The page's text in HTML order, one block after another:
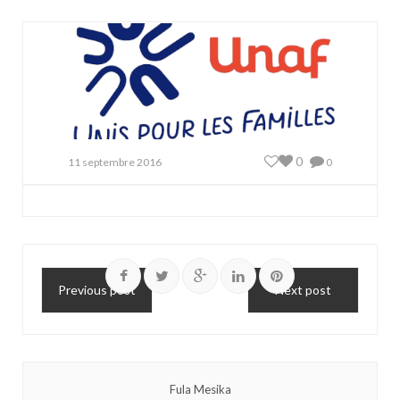
11 septembre 2016 0
0
Previous post Next post
Fula Mesika